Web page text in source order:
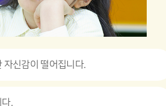
자신감이 떨어집니다.
다.